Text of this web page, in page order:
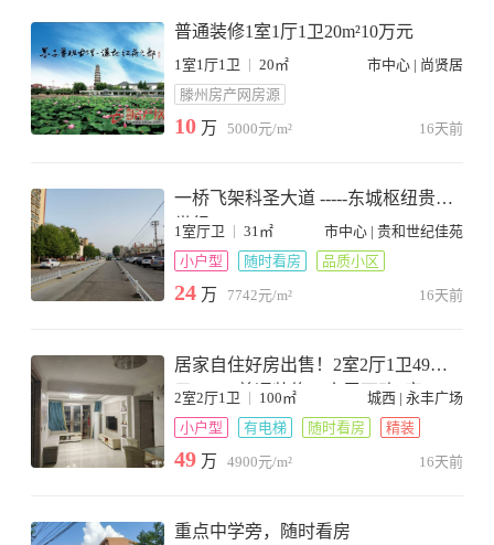
普通装修1室1厅1卫20m²10万元
1室1厅1卫 | 20㎡
市中心 | 尚贤居
滕州房产网房源
10 万 5000元/m² 16天前
一桥飞架科圣大道 -----东城枢纽贵和
世纪
1室厅卫 | 31㎡
市中心 | 贵和世纪佳苑
小户型
随时看房 品质小区
24 万 7742元/m² 16天前
居家自住好房出售！2室2厅1卫49万
元100m²普通装修，房屋可改3室。
2室2厅1卫 | 100㎡
城西 | 永丰广场
小户型
有电梯 随时看房 精装
49 万 4900元/m² 16天前
重点中学旁，随时看房